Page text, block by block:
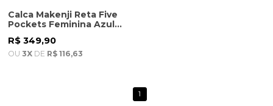
Calca Makenji Reta Five
Pockets Feminina Azul
Claro
R$ 349,90
OU 3X DE R$ 116,63
1